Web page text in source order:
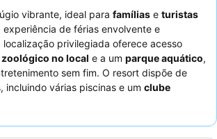
vibrante, ideal para famílias e turistas
de férias envolvente e
localização privilegiada oferece acesso
no local e a um parque aquático,
sem fim. O resort dispõe de
incluindo várias piscinas e um clube
a